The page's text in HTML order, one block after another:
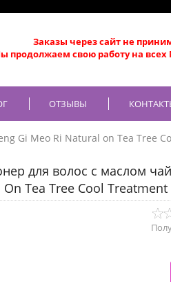
Заказы через сайт не
продолжаем свою работу на всех
ОТЗЫВЫ
Gi Meo Ri Natural on Tea Tree
для волос с маслом
Tea Tree Cool Treatment